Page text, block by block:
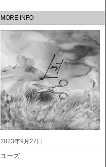
MORE INFO
2023年9月27日
ユーズ